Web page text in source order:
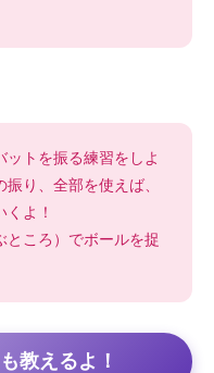
トを振る練習をしよ
り、全部を使えば、
よ！
ところ）でボールを捉
教えるよ！